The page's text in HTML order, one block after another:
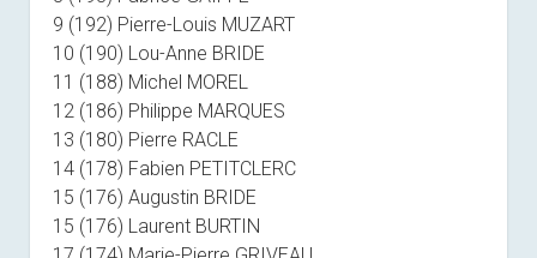
9 (192) Pierre-Louis MUZART
10 (190) Lou-Anne BRIDE
11 (188) Michel MOREL
12 (186) Philippe MARQUES
13 (180) Pierre RACLE
14 (178) Fabien PETITCLERC
15 (176) Augustin BRIDE
15 (176) Laurent BURTIN